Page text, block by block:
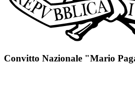
Convitto Nazionale "Mario